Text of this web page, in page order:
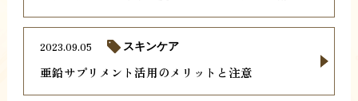
亜鉛サプリメント活用のメリットと注意
2023.09.05 スキンケア